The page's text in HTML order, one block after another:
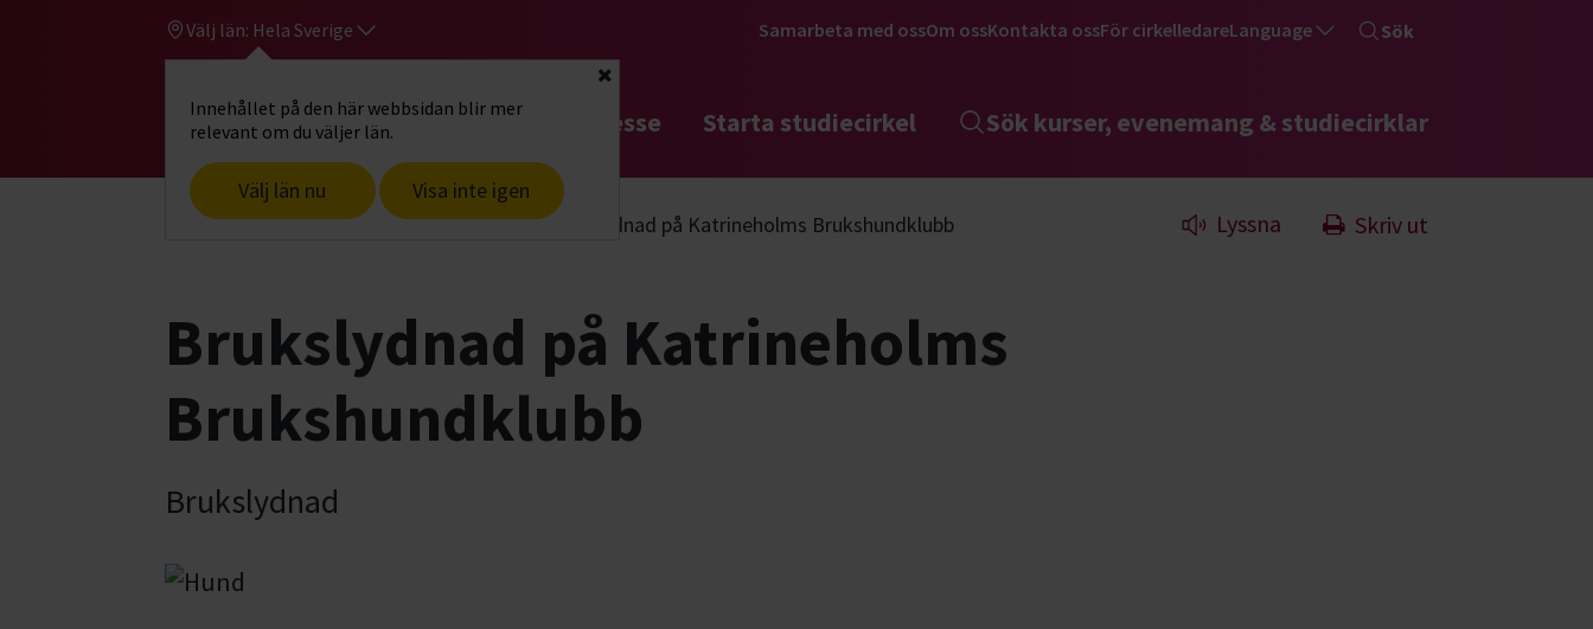
Välj län: Hela Sverige
Innehållet på den här webbsidan blir mer
relevant om du väljer län.
Välj län nu Visa inte igen
Stäng
Samarbeta med ossOm ossKontakta ossFör cirkelledareLanguage Sök
Gå till studiefrämjandets startsidaHitta intresse Starta studiecirkel Sök kurser, evenemang & studiecirklar
Start Hitta intresse Hund & husdjur Brukslydnad på Katrineholms Brukshundklubb Lyssna Skriv ut
Brukslydnad på Katrineholms
Brukshundklubb
Brukslydnad